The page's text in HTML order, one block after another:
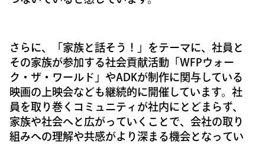
さらに、「家族と話そう！」をテーマに、社員と
その家族が参加する社会貢献活動「WFPウォー
ク・ザ・ワールド」やADKが制作に関与している
映画の上映会なども継続的に開催しています。社
員を取り巻くコミュニティが社内にとどまらず、
家族や社会へと広がっていくことで、会社の取り
組みへの理解や共感がより深まる機会となってい